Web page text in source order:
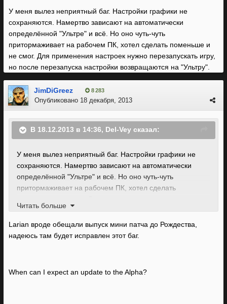
У меня вылез неприятный баг. Настройки графики не
сохраняются. Намертво зависают на автоматически
определённой "Ультре" и всё. Но оно чуть-чуть
притормаживает на рабочем ПК, хотел сделать поменьше и
не смог. Для применения настроек нужно перезапускать игру,
но после перезапуска настройки возвращаются на "Ультру".
JimDiGreez 8 283
Опубликовано 18 декабря, 2013
В 18.12.2013 в 14:36, Del-Vey сказал:
У меня вылез неприятный баг. Настройки графики не
сохраняются. Намертво зависают на автоматически
определённой "Ультре" и всё. Но оно чуть-чуть
притормаживает на рабочем ПК, хотел сделать
перезапускать игру, но после перезапуска настройки
возвращаются на "Ультру".
Читать больше
Larian вроде обещали выпуск мини патча до Рождества,
надеюсь там будет исправлен этот баг.
When can I expect an update to the Alpha?